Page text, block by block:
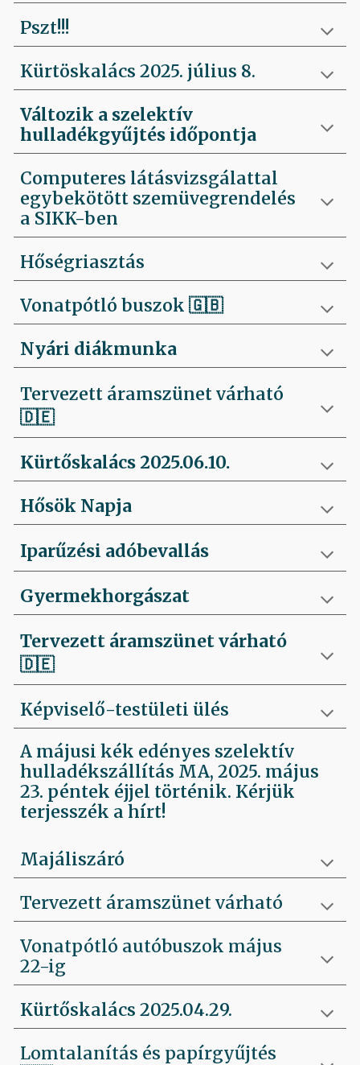
Pszt!!!
Kürtöskalács 2025. július 8.
Változik a szelektív
hulladékgyűjtés időpontja
Computeres látásvizsgálattal
egybekötött szemüvegrendelés
a SIKK-ben
Hőségriasztás
Vonatpótló buszok 🇬🇧
Nyári diákmunka
Tervezett áramszünet várható
🇩🇪
Kürtőskalács 2025.06.10.
Hősök Napja
Iparűzési adóbevallás
Gyermekhorgászat
Tervezett áramszünet várható
🇩🇪
Képviselő-testületi ülés
A májusi kék edényes szelektív
hulladékszállítás MA, 2025. május
23. péntek éjjel történik. Kérjük
terjesszék a hírt!
Majáliszáró
Tervezett áramszünet várható
Vonatpótló autóbuszok május
22-ig
Kürtőskalács 2025.04.29.
Lomtalanítás és papírgyűjtés